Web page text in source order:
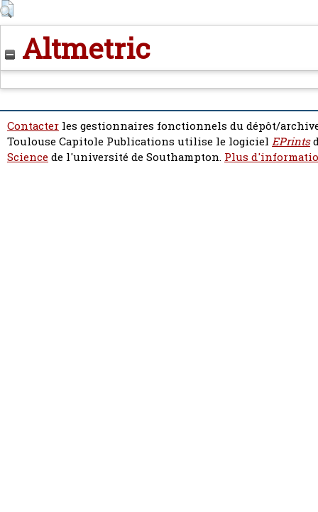
Altmetric
Contacter les gestionnaires fonctionnels du dépôt/
Toulouse Capitole Publications utilise le logiciel EPrints
Sciencede l'université de Southampton. Plus